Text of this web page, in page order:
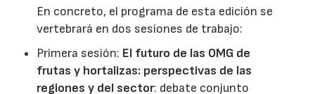
En concreto, el programa de esta edición se
vertebrará en dos sesiones de trabajo:
Primera sesión: El futuro de las OMG de
frutas y hortalizas: perspectivas de las
regiones y del sector: debate conjunto